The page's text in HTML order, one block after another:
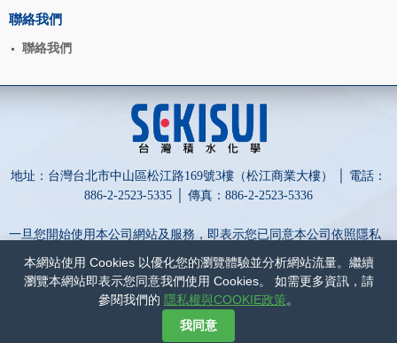
本網站使用 Cookies 以優化您的瀏覽體驗並分析網站流量。繼續
瀏覽本網站即表示您同意我們使用 Cookies。 如需更多資訊，請
參閱我們的 隱私權與COOKIE政策。
我同意
聯絡我們
聯絡我們
地址：台灣台北市中山區松江路169號3樓（松江商業大樓） │ 電話：
886-2-2523-5335 │ 傳真：886-2-2523-5336
一旦您開始使用本公司網站及服務，即表示您已同意本公司依照隱私
權政策蒐集、處理、利用及保護您的個人資訊。
為保障您的權益，請點擊詳閱以下內容：隱私權與COOKIE政策和
網頁設計-網動廣告
台灣積水化學股份有限公司